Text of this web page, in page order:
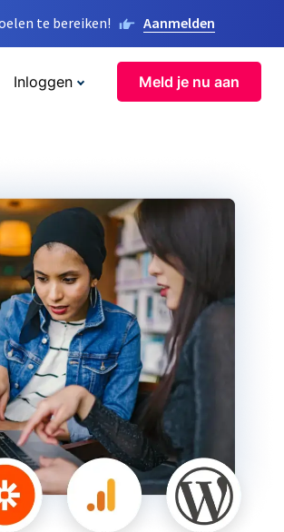
te bereiken! Aanmelden
Inloggen Meld je nu aan